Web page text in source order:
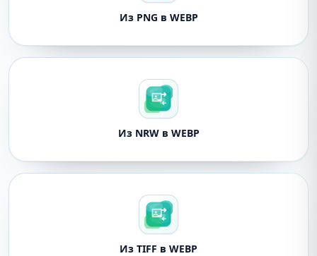
Из PNG в WEBP
Из NRW в WEBP
Из TIFF в WEBP